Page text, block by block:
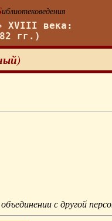
иблиотековедения
XVIII века:
гг.)
с другой